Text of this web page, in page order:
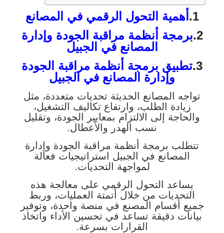
1. أهمية التحول الرقمي في المصانع
2. برمجة أنظمة مراقبة الجودة وإدارة
المصانع في الجبيل
3. تطبيق برمجة أنظمة مراقبة الجودة
وإدارة المصانع في الجبيل
تواجه المصانع الحديثة تحديات متعددة، مثل
زيادة الطلب، وارتفاع تكاليف التشغيل،
والحاجة إلى الالتزام بمعايير الجودة، وتقليل
نسب الهدر والأعطال.
تتطلب برمجة أنظمة مراقبة الجودة وإدارة
المصانع في الجبيل استراتيجيات فعالة
لمواجهة التحديات.
يساعد التحول الرقمي على معالجة هذه
التحديات من خلال أتمتة العمليات، وربط
جميع أقسام المصنع في منصة واحدة، وتوفير
بيانات دقيقة تساعد في تحسين الأداء واتخاذ
القرارات بسرعة.